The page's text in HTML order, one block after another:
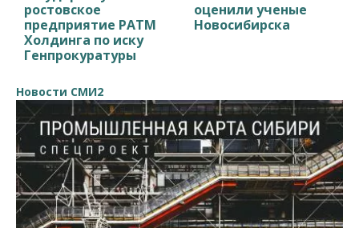
ростовское
предприятие РАТМ
Холдинга по иску
Генпрокуратуры
оценили ученые
Новосибирска
Новости СМИ2